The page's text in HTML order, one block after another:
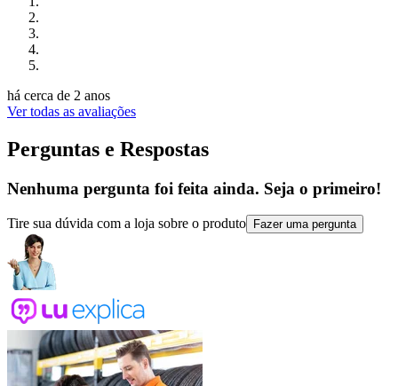
há cerca de 2 anos
Ver todas as avaliações
Perguntas e Respostas
Nenhuma pergunta foi feita ainda. Seja o primeiro!
Tire sua dúvida com a loja sobre o produto Fazer uma pergunta